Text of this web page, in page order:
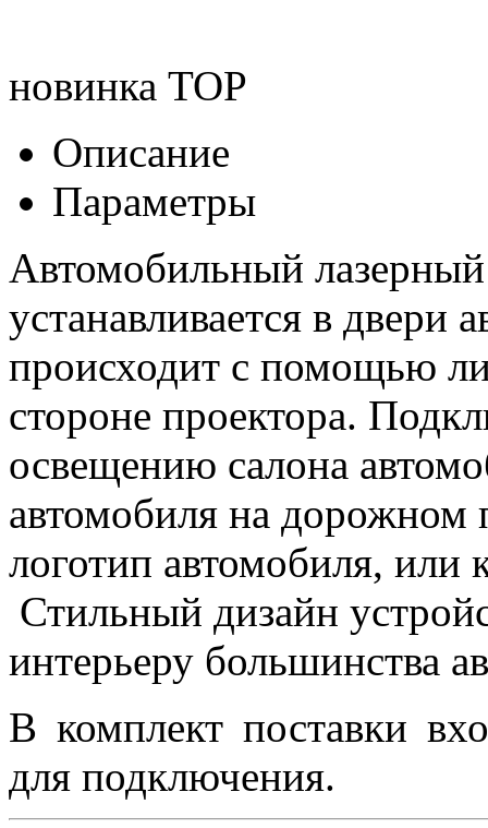
новинка TOP
Описание
Параметры
Автомобильный
устанавливается в двери
происходит с помощью
стороне проектора.
освещению салона
автомобиля на дорожном
логотип автомобиля, или
Стильный дизайн
интерьеру большинства
В комплект поставки
для подключения.